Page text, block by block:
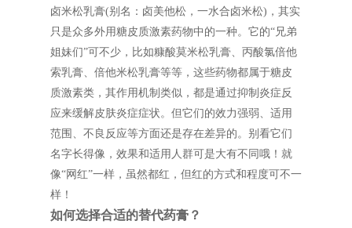
卤米松乳膏(别名：卤美他松，一水合卤米松)，其实
只是众多外用糖皮质激素药物中的一种。它的“兄弟
姐妹们”可不少，比如糠酸莫米松乳膏、丙酸氯倍他
索乳膏、倍他米松乳膏等等，这些药物都属于糖皮
质激素类，其作用机制类似，都是通过抑制炎症反
应来缓解皮肤炎症症状。但它们的效力强弱、适用
范围、不良反应等方面还是存在差异的。别看它们
名字长得像，效果和适用人群可是大有不同哦！就
像“网红”一样，虽然都红，但红的方式和程度可不一
样！
如何选择合适的替代药膏？